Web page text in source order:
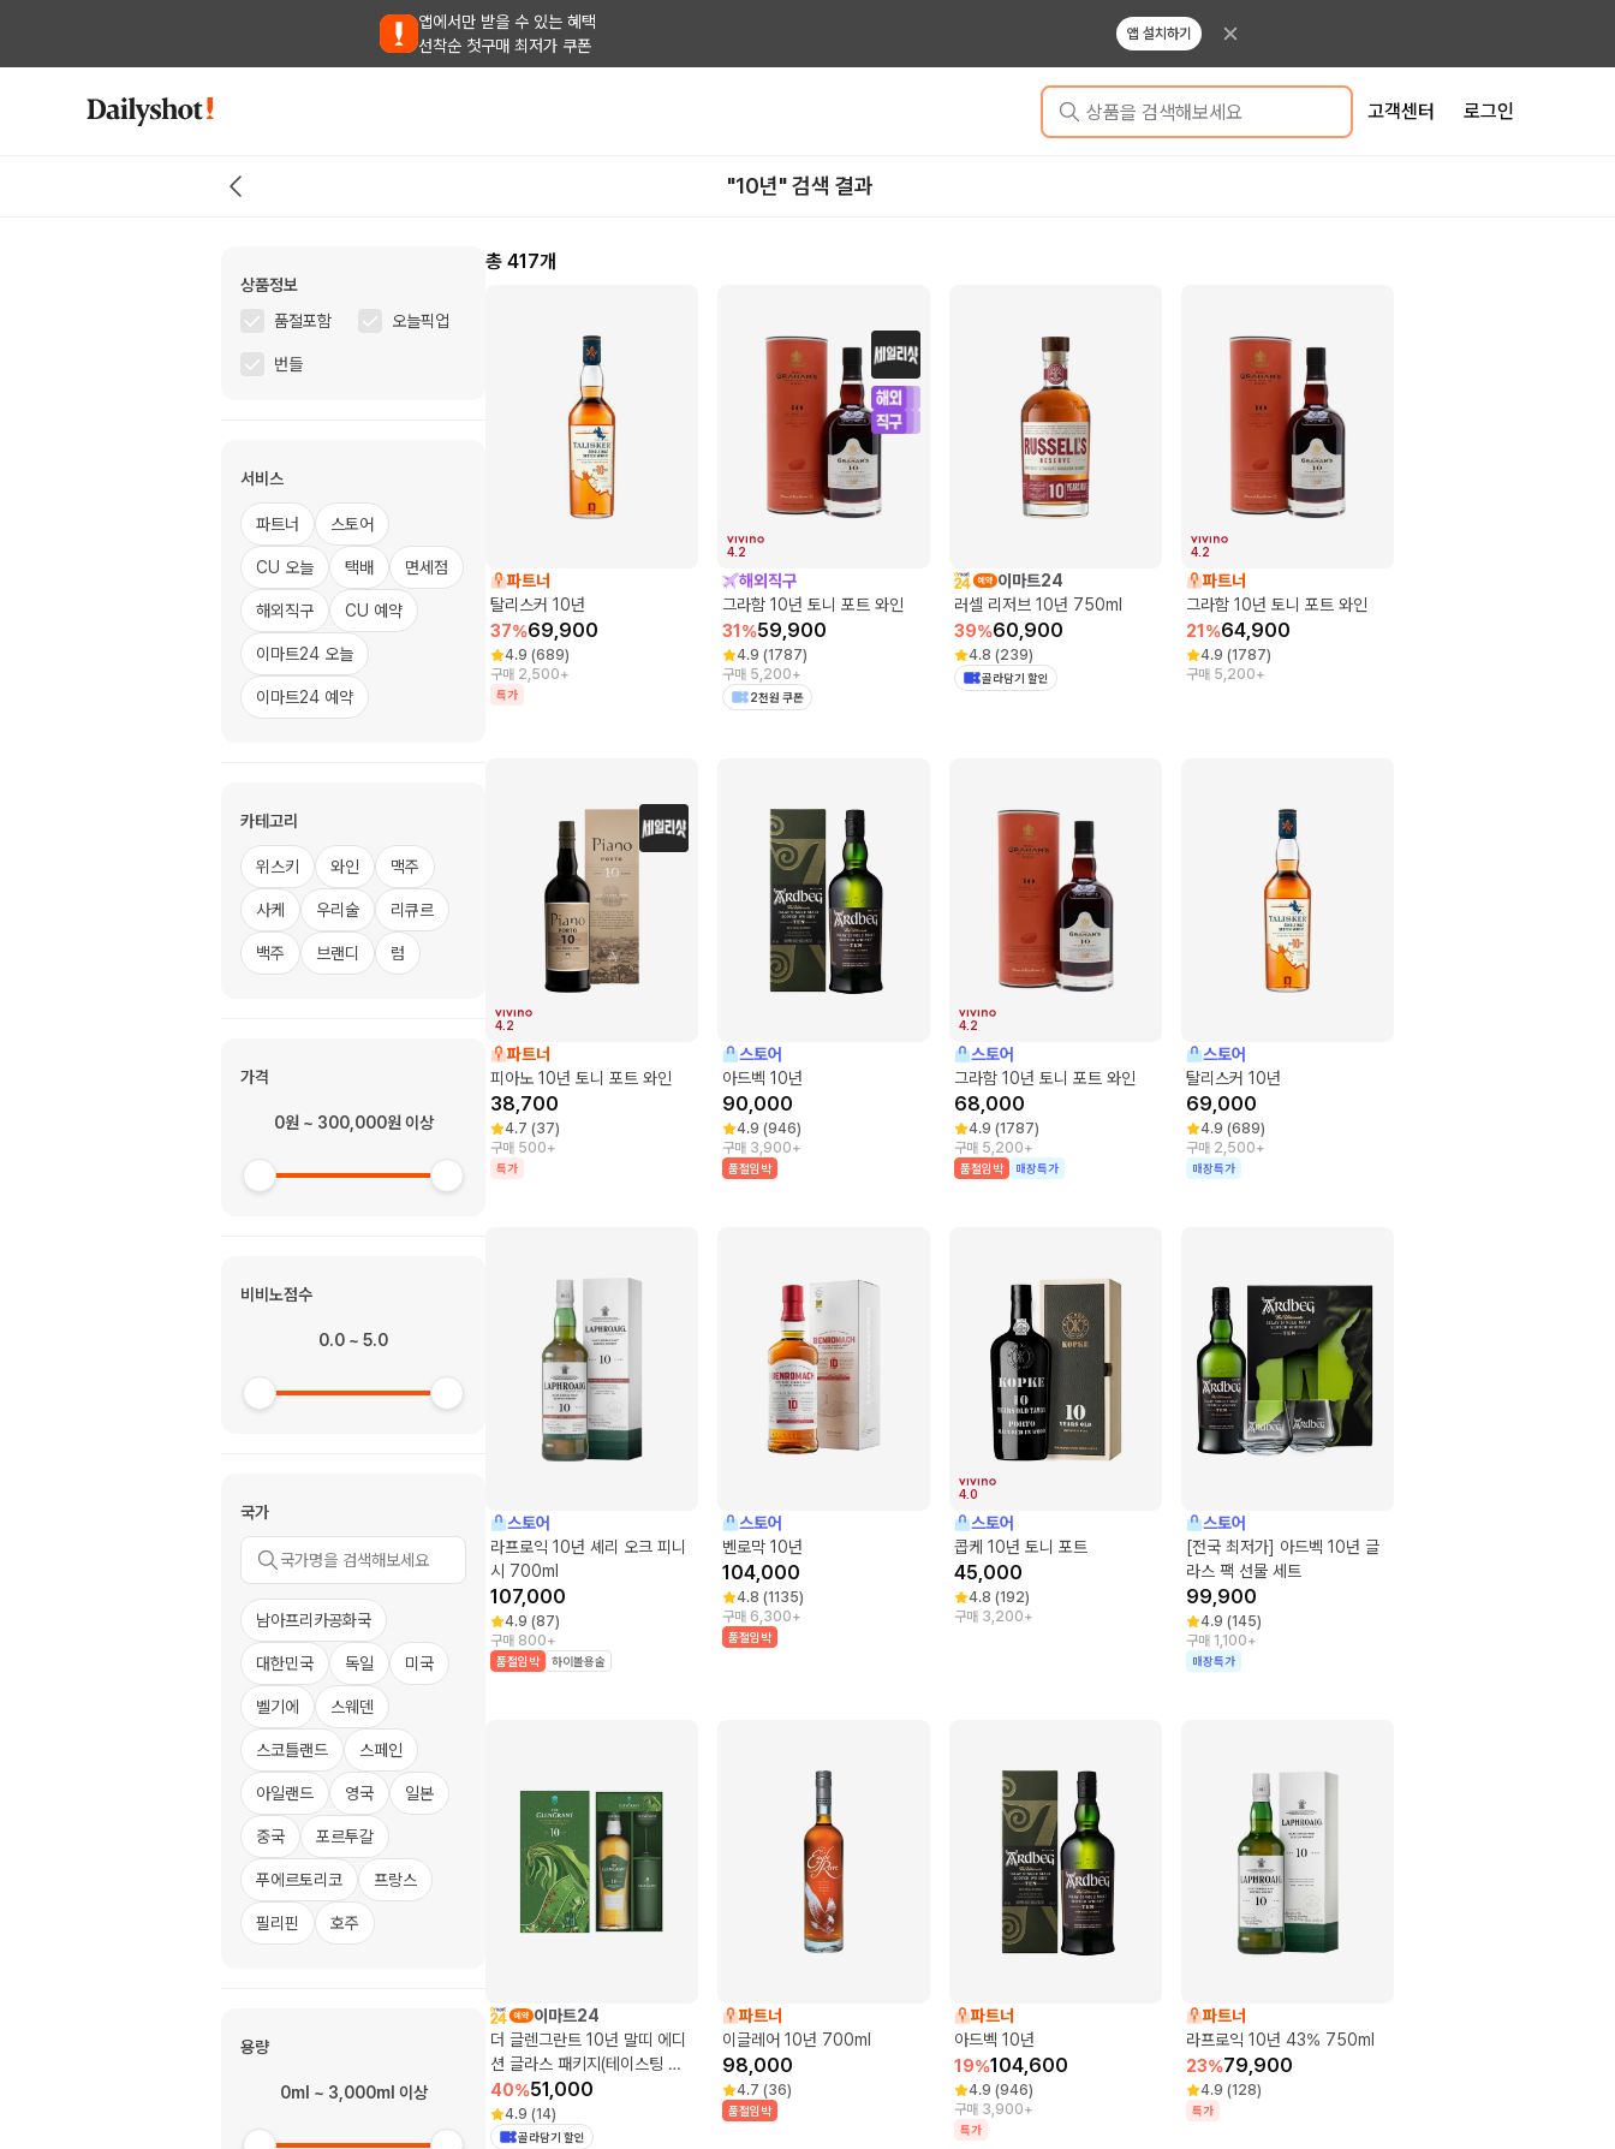
앱에서만 받을 수 있는 혜택
선착순 첫구매 최저가 쿠폰
앱 설치하기
상품을 검색해보세요 고객센터 로그인
"10년" 검색 결과
상품정보
품절포함
오늘픽업
번들
서비스
파트너 스토어
CU 오늘 택배 면세점
해외직구 CU 예약
이마트24 오늘
이마트24 예약
카테고리
위스키 와인 맥주
사케 우리술 리큐르
백주 브랜디 럼
가격
0원 ~ 300,000원 이상
비비노점수
0.0 ~ 5.0
국가
남아프리카공화국
대한민국 독일 미국
벨기에 스웨덴
스코틀랜드 스페인
아일랜드 영국 일본
중국 포르투갈
푸에르토리코 프랑스
필리핀 호주
용량
0ml ~ 3,000ml 이상
총 417개
파트너
탈리스커 10년
37%69,900
4.9 (689)
구매 2,500+
특가
4.2
해외직구
그라함 10년 토니 포트 와인
31 %59,900
4.9 (1787)
구매 5,200+
2천원 쿠폰
이마트24
러셀 리저브 10년 750ml
39%60,900
4.8 (239)
골라담기 할인
4.2
파트너
그라함 10년 토니 포트 와인
21 %64,900
4.9 (1787)
구매 5,200+
4.2
파트너
피아노 10년 토니 포트 와인
38,700
4.7 (37)
구매 500+
특가
스토어
아드벡 10년
90,000
4.9 (946)
구매 3,900+
품절임박
4.2
스토어
그라함 10년 토니 포트 와인
68,000
4.9 (1787)
구매 5,200+
품절임박 매장특가
스토어
탈리스커 10년
69,000
4.9 (689)
구매 2,500+
매장특가
스토어
라프로익 10년 셰리 오크 피니
시 700ml
107,000
4.9 (87)
구매 800+
품절임박 하이볼용술
스토어
벤로막 10년
104,000
4.8 (1135)
구매 6,300+
품절임박
4.0
스토어
콥케 10년 토니 포트
45,000
4.8 (192)
구매 3,200+
스토어
[전국 최저가] 아드벡 10년 글
라스 팩 선물 세트
99,900
4.9 (145)
구매 1,100+
매장특가
이마트24
더 글렌그란트 10년 말띠 에디
션 글라스 패키지(테이스팅 글
라스, 하이볼 글라스)
40%51,000
4.9 (14)
골라담기 할인
파트너
이글레어 10년 700ml
98,000
4.7 (36)
품절임박
파트너
아드벡 10년
19%104,600
4.9 (946)
구매 3,900+
특가
파트너
라프로익 10년 43% 750ml
23%79,900
4.9 (128)
특가